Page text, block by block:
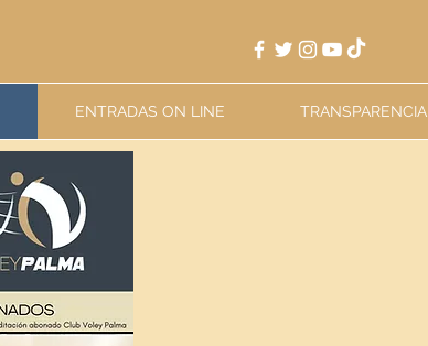
ENTRADAS ON LINE TRANSPARENCIA